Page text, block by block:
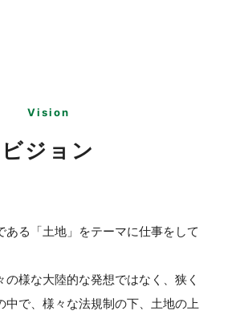
Vision
ビジョン
ある「土地」をテーマに仕事をして
の様な大陸的な発想ではなく、狭く
中で、様々な法規制の下、土地の上